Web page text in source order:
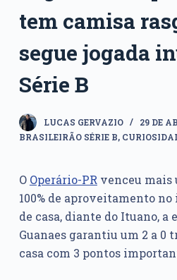
tem camisa
segue jogada
Série B
LUCAS GERVAZIO
29 DE
BRASILEIRÃO SÉRIE B,
O Operário-PRvenceu mais
100% de aproveitamento
de casa, diante do Ituano, a
Guanaes garantiu um 2 a 0
casa com 3 pontos